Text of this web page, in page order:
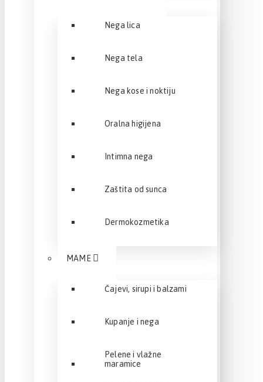
Nega lica
Nega tela
Nega kose i noktiju
Oralna higijena
Intimna nega
Zaštita od sunca
Dermokozmetika
MAME
Čajevi, sirupi i balzami
Kupanje i nega
Pelene i vlažne
maramice